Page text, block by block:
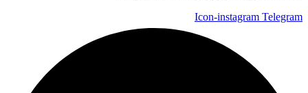
Icon-instagram Telegram